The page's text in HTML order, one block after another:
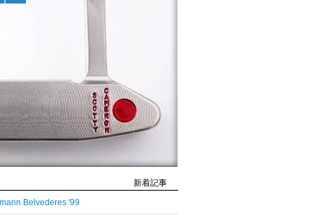
新着記事
Belvederes '99